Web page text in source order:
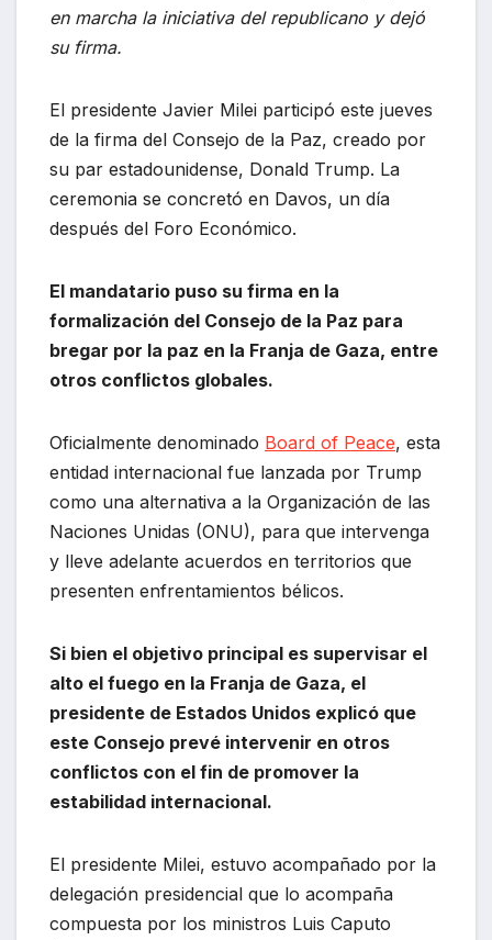
en marcha la iniciativa del republicano y dejó
su firma.
El presidente Javier Milei participó este jueves
de la firma del Consejo de la Paz, creado por
su par estadounidense, Donald Trump. La
ceremonia se concretó en Davos, un día
después del Foro Económico.
El mandatario puso su firma en la
formalización del Consejo de la Paz para
bregar por la paz en la Franja de Gaza, entre
otros conflictos globales.
Oficialmente denominado Board of Peace, esta
entidad internacional fue lanzada por Trump
como una alternativa a la Organización de las
Naciones Unidas (ONU), para que intervenga
y lleve adelante acuerdos en territorios que
presenten enfrentamientos bélicos.
Si bien el objetivo principal es supervisar el
alto el fuego en la Franja de Gaza, el
presidente de Estados Unidos explicó que
este Consejo prevé intervenir en otros
conflictos con el fin de promover la
estabilidad internacional.
El presidente Milei, estuvo acompañado por la
delegación presidencial que lo acompaña
compuesta por los ministros Luis Caputo